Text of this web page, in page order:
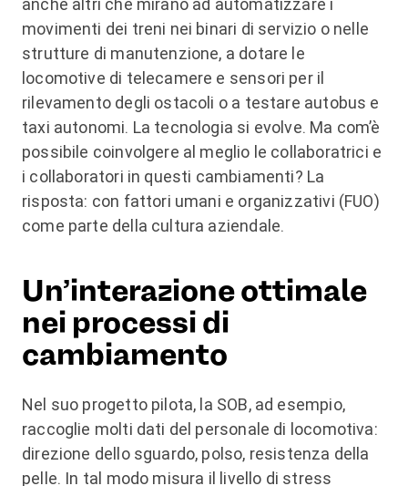
anche altri che mirano ad automatizzare i
movimenti dei treni nei binari di servizio o nelle
strutture di manutenzione, a dotare le
locomotive di telecamere e sensori per il
rilevamento degli ostacoli o a testare autobus e
taxi autonomi. La tecnologia si evolve. Ma com’è
possibile coinvolgere al meglio le collaboratrici e
i collaboratori in questi cambiamenti? La
risposta: con fattori umani e organizzativi (FUO)
come parte della cultura aziendale.
Un’interazione ottimale
nei processi di
cambiamento
Nel suo progetto pilota, la SOB, ad esempio,
raccoglie molti dati del personale di locomotiva:
direzione dello sguardo, polso, resistenza della
pelle. In tal modo misura il livello di stress